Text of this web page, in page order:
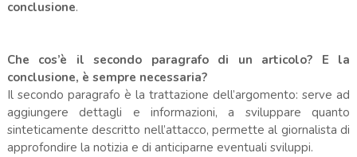
conclusione.
Che cos’è il secondo paragrafo di un articolo? E la
conclusione, è sempre necessaria?
Il secondo paragrafo è la trattazione dell’argomento: serve ad
aggiungere dettagli e informazioni, a sviluppare quanto
sinteticamente descritto nell’attacco, permette al giornalista di
approfondire la notizia e di anticiparne eventuali sviluppi.